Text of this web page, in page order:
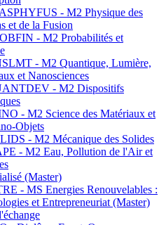
- M2 Physique des
et de la Fusion
- M2 Probabilités et
- M2 Quantique, Lumière,
et Nanosciences
- M2 Dispositifs
- M2 Science des Matériaux et
Objets
- M2 Mécanique des Solides
- M2 Eau, Pollution de l'Air et
(Master)
- MS Energies Renouvelables :
et Entrepreneuriat (Master)